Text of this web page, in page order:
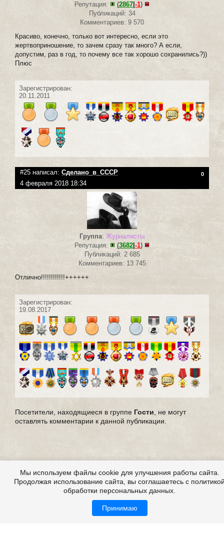
Репутация:
(2867 -1)
Публикаций: 34
Комментариев: 9 570
Красиво, конечно, только вот интересно, если это
жертвоприношение, то зачем сразу так много? А если,
допустим, раз в год, то почему все так хорошо сохранились?))
Плюс
Зарегистрирован:
20.11.2011
#25 написал: Сделано_в_СССР 0
4 февраля 2018 18:34
Группа: Журналисты
Репутация:
(3682 -1)
Публикаций: 2 685
Комментариев: 13 745
Отлично!!!!!!!!!!!!++++++
Зарегистрирован:
19.08.2017
Посетители, находящиеся в группе Гости , не могут
оставлять комментарии к данной публикации.
Мы используем файлы cookie для улучшения работы сайта.
Продолжая использование сайта, вы соглашаетесь с
обработки персональных данных.
Принимаю